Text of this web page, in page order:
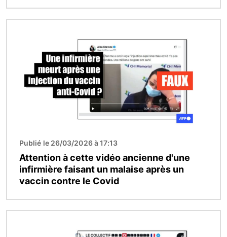
Publié le 26/03/2026 à 17:13
Attention à cette vidéo ancienne d'une
infirmière faisant un malaise après un
vaccin contre le Covid